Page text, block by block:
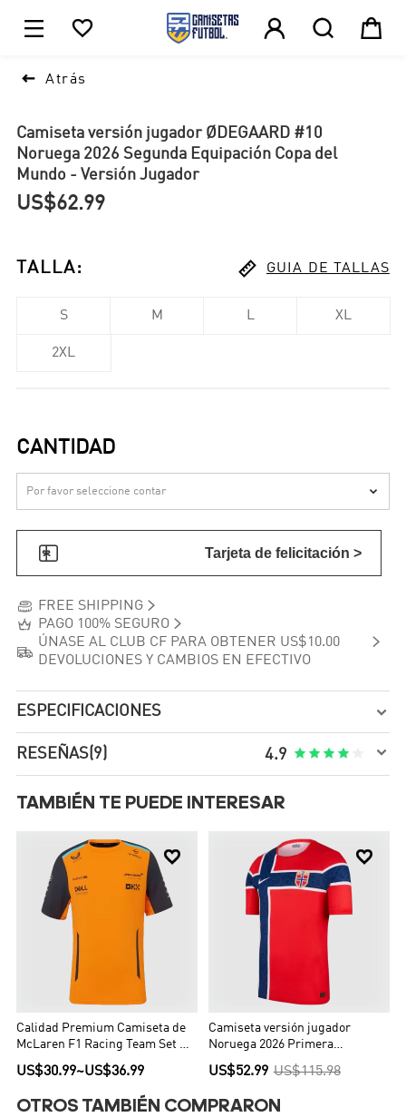
    
 Atrás
Camiseta versión jugador ØDEGAARD #10
Noruega 2026 Segunda Equipación Copa del
Mundo - Versión Jugador
US$62.99
TALLA:  GUIA DE TALLAS
S M L XL
2XL
CANTIDAD

 Tarjeta de felicitación >
 FREE SHIPPING

PAGO 100% SEGURO

ÚNASE AL CLUB CF PARA OBTENER US$10.00
DEVOLUCIONES Y CAMBIOS EN EFECTIVO

ESPECIFICACIONES 
RESEÑAS(9) 4.9     
TAMBIÉN TE PUEDE INTERESAR

Calidad Premium Camiseta de
McLaren F1 Racing Team Set Up
T-Shirt Orange Hombre Naranja
US$30.99~US$36.99

Camiseta versión jugador
Noruega 2026 Primera
Equipación Copa del Mundo -
Versión Jugador
US$52.99 US$115.98
OTROS TAMBIÉN COMPRARON